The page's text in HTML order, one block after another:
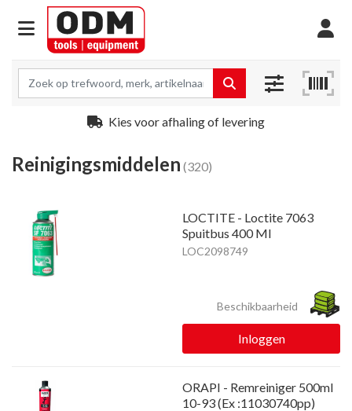
Kies voor afhaling of levering
Reinigingsmiddelen (320)
LOCTITE - Loctite 7063
Spuitbus 400 Ml
LOC2098749
Beschikbaarheid
Inloggen
ORAPI - Remreiniger 500ml
10-93 (Ex :11030740pp)